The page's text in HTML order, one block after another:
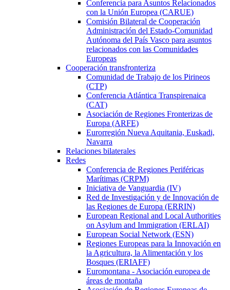
Conferencia para Asuntos Relacionados
con la Unión Europea (CARUE)
Comisión Bilateral de Cooperación
Administración del Estado-Comunidad
Autónoma del País Vasco para asuntos
relacionados con las Comunidades
Europeas
Cooperación transfronteriza
Comunidad de Trabajo de los Pirineos
(CTP)
Conferencia Atlántica Transpirenaica
(CAT)
Asociación de Regiones Fronterizas de
Europa (ARFE)
Eurorregión Nueva Aquitania, Euskadi,
Navarra
Relaciones bilaterales
Redes
Conferencia de Regiones Periféricas
Marítimas (CRPM)
Iniciativa de Vanguardia (IV)
Red de Investigación y de Innovación de
las Regiones de Europa (ERRIN)
European Regional and Local Authorities
on Asylum and Immigration (ERLAI)
European Social Network (ESN)
Regiones Europeas para la Innovación en
la Agricultura, la Alimentación y los
Bosques (ERIAFF)
Euromontana - Asociación europea de
áreas de montaña